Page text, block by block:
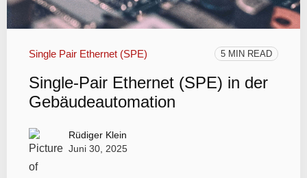
Single Pair Ethernet (SPE) 5 MIN READ
Single-Pair Ethernet (SPE) in der
Gebäudeautomation
Rüdiger Klein
Juni 30, 2025